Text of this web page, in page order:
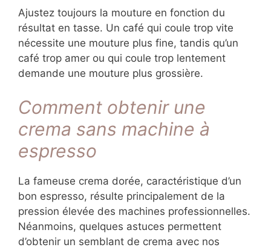
Ajustez toujours la mouture en fonction du
résultat en tasse. Un café qui coule trop vite
nécessite une mouture plus fine, tandis qu’un
café trop amer ou qui coule trop lentement
demande une mouture plus grossière.
Comment obtenir une
crema sans machine à
espresso
La fameuse crema dorée, caractéristique d’un
bon espresso, résulte principalement de la
pression élevée des machines professionnelles.
Néanmoins, quelques astuces permettent
d’obtenir un semblant de crema avec nos